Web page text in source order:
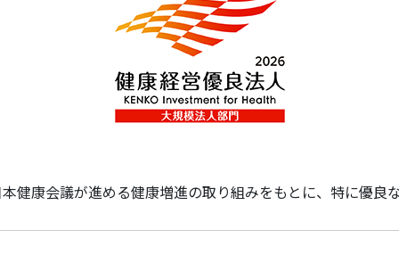
会議が進める健康増進の取り組みをもとに、特に